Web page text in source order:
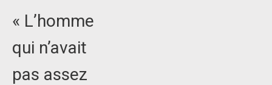
« L’homme
qui n’avait
pas assez